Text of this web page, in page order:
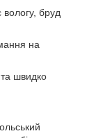
бруд
на
та швидко